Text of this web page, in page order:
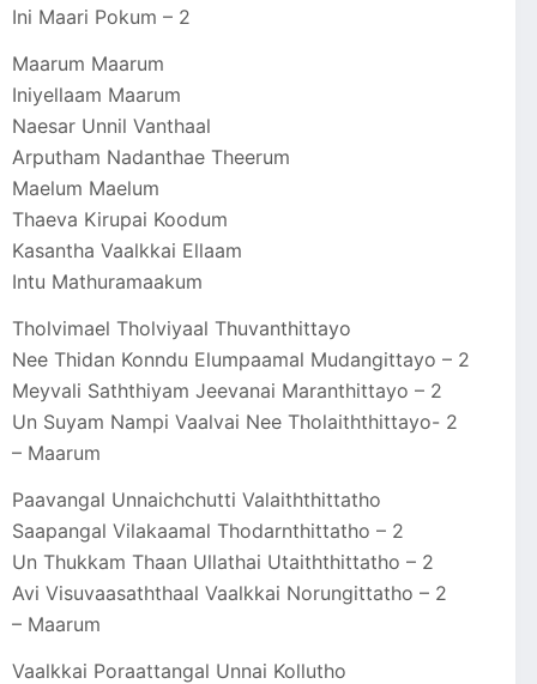
Ini Maari Pokum – 2
Maarum Maarum
Iniyellaam Maarum
Naesar Unnil Vanthaal
Arputham Nadanthae Theerum
Maelum Maelum
Thaeva Kirupai Koodum
Kasantha Vaalkkai Ellaam
Intu Mathuramaakum
Tholvimael Tholviyaal Thuvanthittayo
Nee Thidan Konndu Elumpaamal Mudangittayo – 2
Meyvali Saththiyam Jeevanai Maranthittayo – 2
Un Suyam Nampi Vaalvai Nee Tholaiththittayo- 2
– Maarum
Paavangal Unnaichchutti Valaiththittatho
Saapangal Vilakaamal Thodarnthittatho – 2
Un Thukkam Thaan Ullathai Utaiththittatho – 2
Avi Visuvaasaththaal Vaalkkai Norungittatho – 2
– Maarum
Vaalkkai Poraattangal Unnai Kollutho